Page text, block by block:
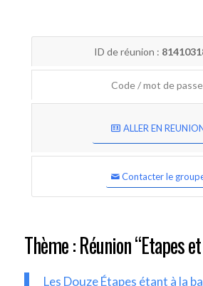
ID de réunion :
Code / mot de
ALLER EN
Contacter le
Thème : Réunion “Etapes
Les Douze Étapes étant à la